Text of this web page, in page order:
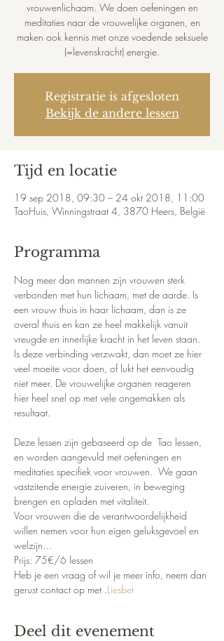
vrouwenlichaam. We doen oefeningen en
meditaties naar de vrouwelijke organen, en
maken ook kennis met onze voedende seksuele
(=levenskracht) energie.
Registratie is afgesloten
Bekijk de andere lessen
Tijd en locatie
19 sep 2018, 09:30 – 24 okt 2018, 11:00
TaoHuis, Winningstraat 4, 3870 Heers, België
Programma
Nog meer dan mannen zijn vrouwen sterk
verbonden met hun lichaam, met de aarde. Is
een vrouw thuis in haar lichaam, dan is ze
overal thuis en kan ze heel makkelijk vanuit
vreugde en innerlijke kracht in het leven staan.
Is deze verbinding verzwakt, dan moet ze hier
veel moeite voor doen, of lukt het eenvoudig
niet meer. De vrouwelijke organen reageren
hier heel snel op met vele ongemakken als
resultaat.
Deze lessen zijn gebaseerd op de  Tao lessen,
en worden aangevuld met oefeningen en
meditaties specifiek voor vrouwen.  We gaan
vastzitende energie zuiveren, in beweging
brengen en opladen met vitaliteit.
Voor vrouwen die de verantwoordelijkheid
willen nemen voor hun eigen geluksgevoel en
welzijn…
Prijs: 75€/6 lessen
Heb je een vraag of wil je meer info, neem dan
gerust contact op met .Liesbet
Deel dit evenement